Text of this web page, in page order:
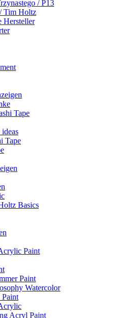
/ P13
Tim Holtz
Hersteller
Tape
Tape
Basics
Paint
Paint
Watercolor
Paint
Acryl Paint